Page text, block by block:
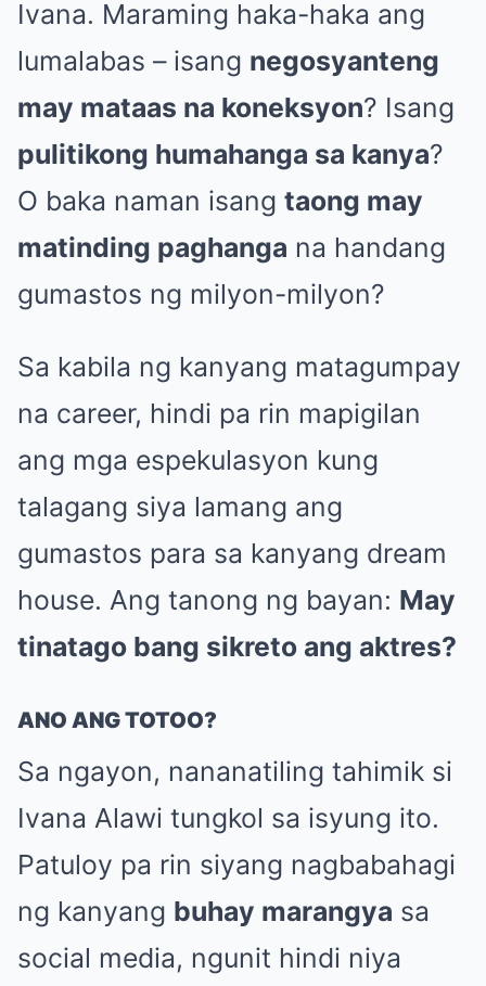
Ivana. Maraming haka-haka ang
lumalabas – isang negosyanteng
may mataas na koneksyon? Isang
pulitikong humahanga sa kanya?
O baka naman isang taong may
matinding paghanga na handang
gumastos ng milyon-milyon?
Sa kabila ng kanyang matagumpay
na career, hindi pa rin mapigilan
ang mga espekulasyon kung
talagang siya lamang ang
gumastos para sa kanyang dream
house. Ang tanong ng bayan: May
tinatago bang sikreto ang aktres?
ANO ANG TOTOO?
Sa ngayon, nananatiling tahimik si
Ivana Alawi tungkol sa isyung ito.
Patuloy pa rin siyang nagbabahagi
ng kanyang buhay marangya sa
social media, ngunit hindi niya